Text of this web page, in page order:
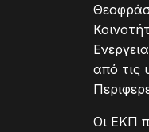
από τις
Οι ΕΚΠ